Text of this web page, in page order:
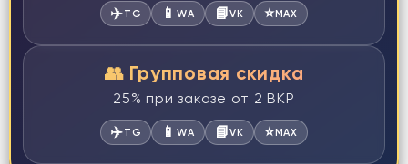
✈️TG 📱WA 📘VK ⭐MAX
👥 Групповая скидка
25% при заказе от 2 ВКР
✈️TG 📱WA 📘VK ⭐MAX